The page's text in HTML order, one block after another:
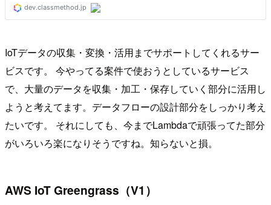
IoTデータの収集・変換・活用までサポートしてくれるサー
ビスです。 今やってる案件で使おうとしているサービス
で、大量のデータを収集・加工・保存していく部分に活用し
ようと考えてます。データフローの設計部分をしっかり考え
たいです。 それにしても、今までLambdaで頑張ってた部分
がいろいろ楽になりそうですね。知らないと損。
AWS IoT Greengrass（V1）